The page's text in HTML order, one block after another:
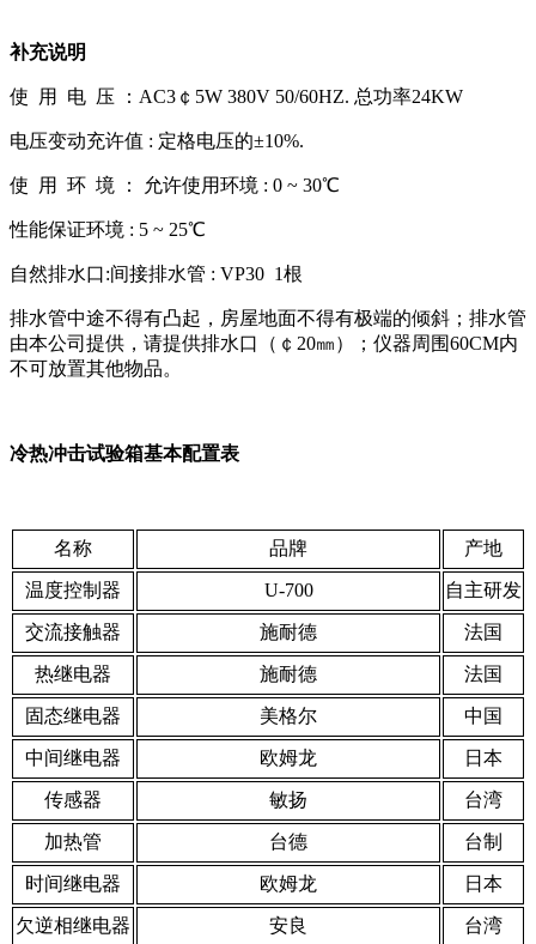
补充说明
使 用 电 压 ：AC3￠5W 380V 50/60HZ. 总功率24KW
电压变动充许值 : 定格电压的±10%.
使 用 环 境 ： 允许使用环境 : 0 ~ 30℃
性能保证环境 : 5 ~ 25℃
自然排水口:间接排水管 : VP30 1根
排水管中途不得有凸起，房屋地面不得有极端的倾斜；排水管
由本公司提供，请提供排水口（￠20㎜）；仪器周围60CM内
不可放置其他物品。
冷热冲击试验箱基本配置表
名称 品牌 产地
温度控制器 U-700 自主研发
交流接触器 施耐德 法国
热继电器 施耐德 法国
固态继电器 美格尔 中国
中间继电器 欧姆龙 日本
传感器 敏扬 台湾
加热管 台德 台制
时间继电器 欧姆龙 日本
欠逆相继电器 安良 台湾